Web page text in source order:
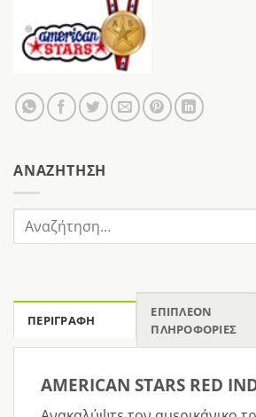
AΝΑΖΉΤΗΣΗ
Αναζήτηση
για:
ΠΕΡΙΓΡΑΦΉ
ΕΠΙΠΛΈΟΝ
ΠΛΗΡΟΦΟΡΊΕΣ
AMERICAN STARS RED